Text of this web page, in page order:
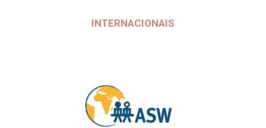
INTERNACIONAIS